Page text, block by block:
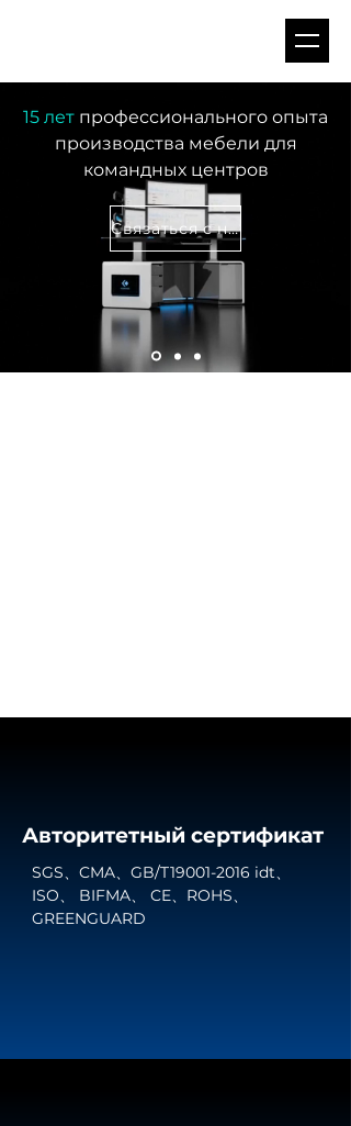
15 лет профессионального опыта
производства мебели для
командных центров
Связаться с нами
Авторитетный сертификат
SGS、CMA、GB/T19001-2016 idt、
ISO、 BIFMA、 CE、ROHS、
GREENGUARD